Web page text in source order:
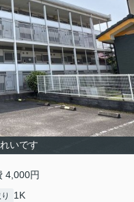
いです
4,000円
1K